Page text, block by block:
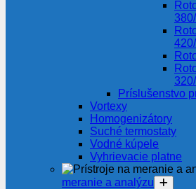
Príslušenstvo
Vortexy
Homogenizátory
Suché termostaty
Vodné kúpele
Vyhrievacie platne
meranie a analýzu